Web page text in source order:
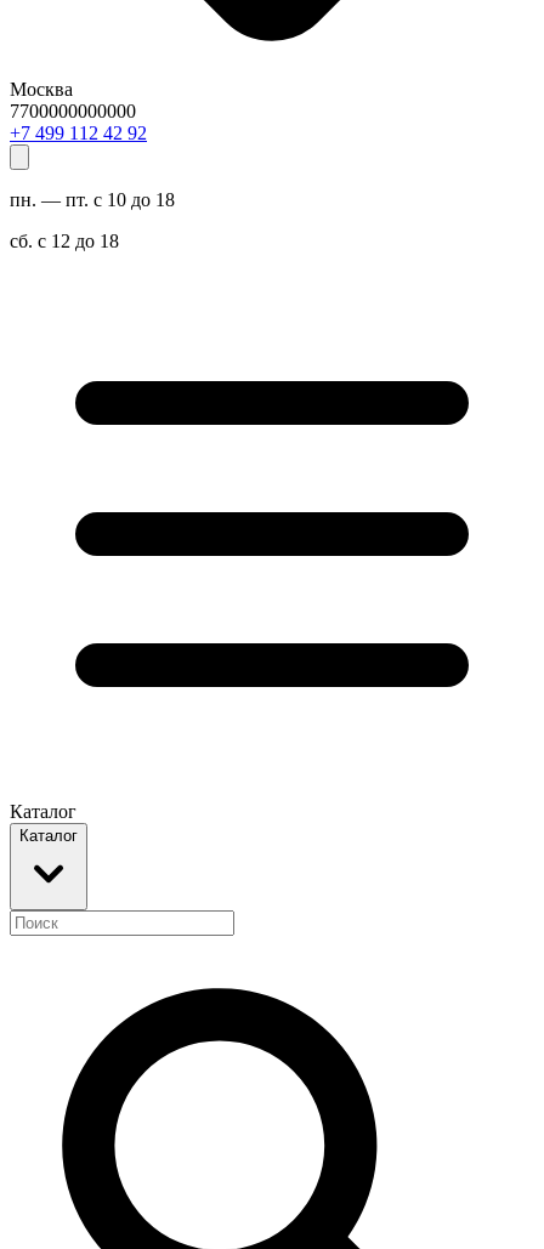
Москва
7700000000000
29 24 211 994 7+
пн. — пт. с 10 до 18
сб. с 12 до 18
Каталог
Каталог